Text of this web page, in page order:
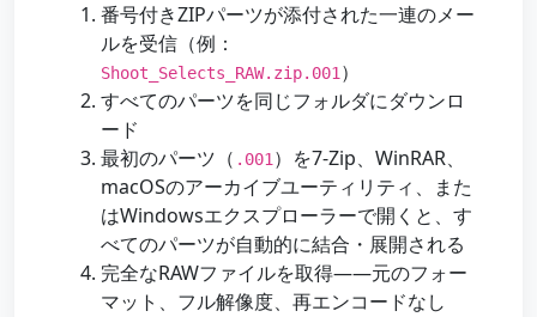
番号付きZIPパーツが添付された一連のメー
ルを受信（例：
Shoot_Selects_RAW.zip.001 ）
すべてのパーツを同じフォルダにダウンロ
ード
最初のパーツ（ .001 ）を7-Zip、WinRAR、
macOSのアーカイブユーティリティ、また
はWindowsエクスプローラーで開くと、す
べてのパーツが自動的に結合・展開される
完全なRAWファイルを取得——元のフォー
マット、フル解像度、再エンコードなし